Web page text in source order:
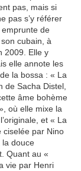
pas, mais si
pas s’y référer
emprunte de
cubain, à
2009. Elle y
elle annote les
la bossa : « La
de Sacha Distel,
âme bohème
où elle mixe la
et « La
ciselée par Nino
la douce
Quant au «
vie par Henri